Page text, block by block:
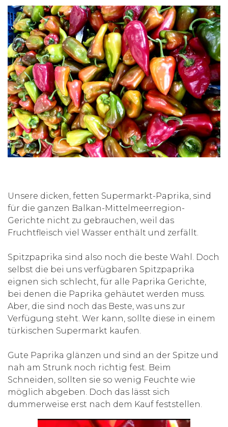
Unsere dicken, fetten Supermarkt-Paprika, sind
für die ganzen Balkan-Mittelmeerregion-
Gerichte nicht zu gebrauchen, weil das
Fruchtfleisch viel Wasser enthält und zerfällt.
Spitzpaprika sind also noch die beste Wahl. Doch
selbst die bei uns verfügbaren Spitzpaprika
eignen sich schlecht, für alle Paprika Gerichte,
bei denen die Paprika gehäutet werden muss.
Aber, die sind noch das Beste, was uns zur
Verfügung steht. Wer kann, sollte diese in einem
türkischen Supermarkt kaufen.
Gute Paprika glänzen und sind an der Spitze und
nah am Strunk noch richtig fest. Beim
Schneiden, sollten sie so wenig Feuchte wie
möglich abgeben. Doch das lässt sich
dummerweise erst nach dem Kauf feststellen.